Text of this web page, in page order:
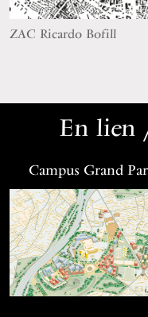
ZAC Ricardo Bofill
En lien
Campus Grand